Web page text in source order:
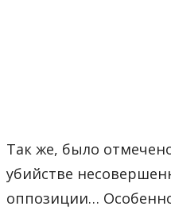
Так же, было
убийстве
оппозиции…